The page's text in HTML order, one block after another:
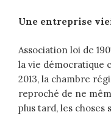
Une entreprise
Association loi de
la vie démocratique
2013, la chambre
reproché de ne
plus tard, les choses